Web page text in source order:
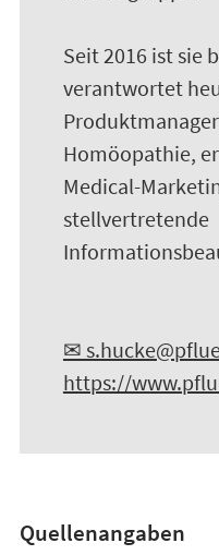
Seit 2016 ist sie
verantwortet
Homöopathie,
Medical-
stellvertretende
✉
https://
Quellenangaben